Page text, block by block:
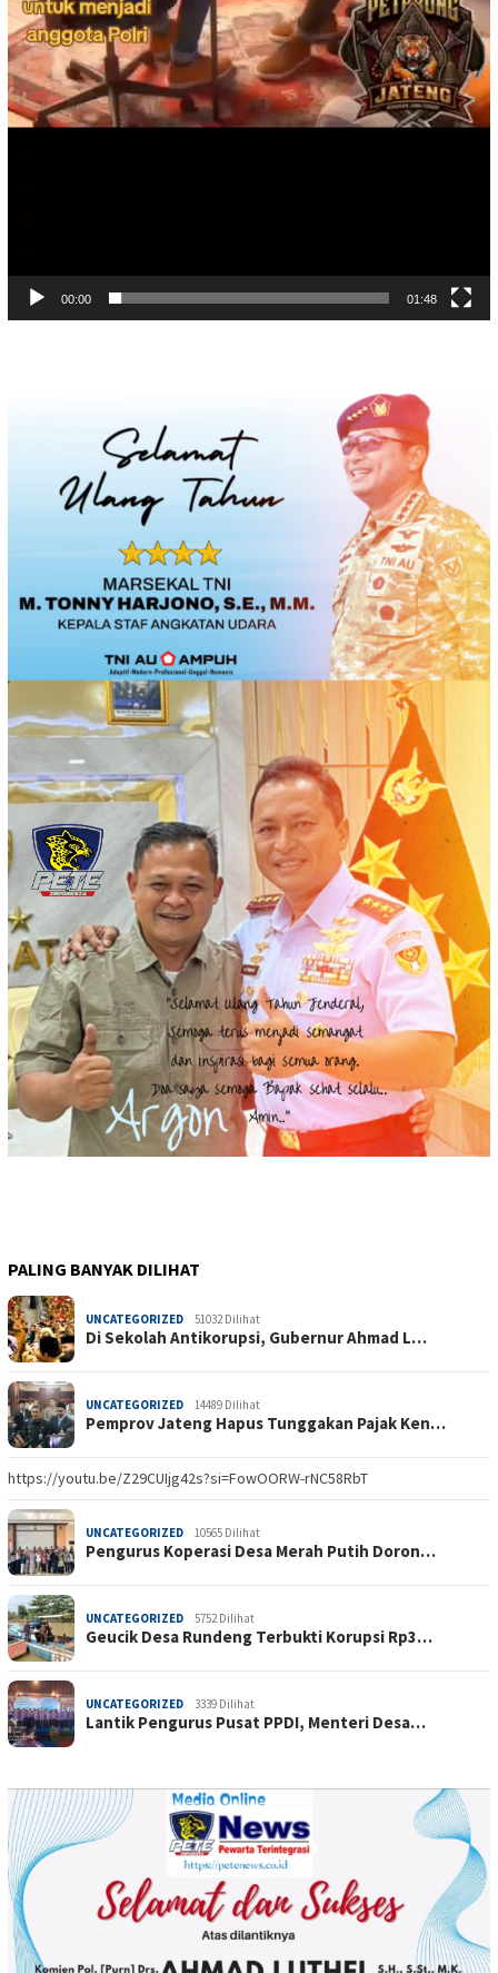
00:00 01:48
PALING BANYAK DILIHAT
UNCATEGORIZED 51032 Dilihat
Di Sekolah Antikorupsi, Gubernur Ahmad L…
UNCATEGORIZED 14489 Dilihat
Pemprov Jateng Hapus Tunggakan Pajak Ken…
https://youtu.be/Z29CUIjg42s?si=FowOORW-rNC58RbT
UNCATEGORIZED 10565 Dilihat
Pengurus Koperasi Desa Merah Putih Doron…
UNCATEGORIZED 5752 Dilihat
Geucik Desa Rundeng Terbukti Korupsi Rp3…
UNCATEGORIZED 3339 Dilihat
Lantik Pengurus Pusat PPDI, Menteri Desa…